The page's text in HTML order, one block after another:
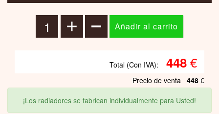
Total (Con IVA): 448€
Precio de venta 448 €
¡Los radiadores se fabrican individualmente para Usted!